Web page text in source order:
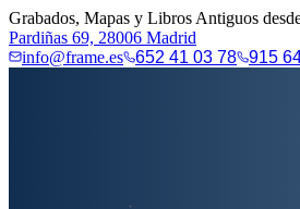
Grabados, Mapas y Libros Antiguos
Pardiñas 69, 28006 Madrid
info@frame.es
652 41 03 78 915